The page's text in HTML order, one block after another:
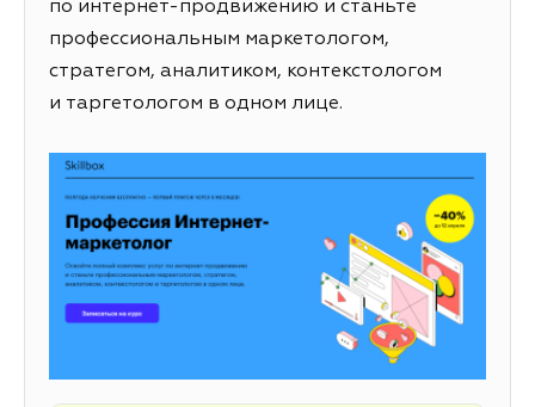
по интернет-продвижению и станьте
профессиональным маркетологом,
стратегом, аналитиком, контекстологом
и таргетологом в одном лице.